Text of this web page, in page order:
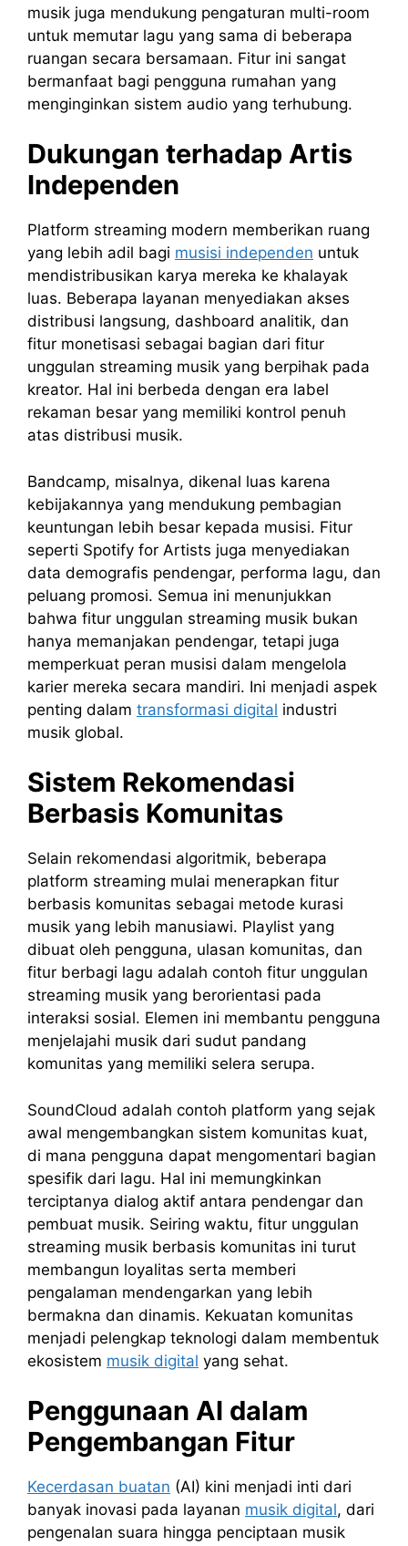
musik juga mendukung pengaturan multi-room
untuk memutar lagu yang sama di beberapa
ruangan secara bersamaan. Fitur ini sangat
bermanfaat bagi pengguna rumahan yang
menginginkan sistem audio yang terhubung.
Dukungan terhadap Artis
Independen
Platform streaming modern memberikan ruang
yang lebih adil bagi musisi independen untuk
mendistribusikan karya mereka ke khalayak
luas. Beberapa layanan menyediakan akses
distribusi langsung, dashboard analitik, dan
fitur monetisasi sebagai bagian dari fitur
unggulan streaming musik yang berpihak pada
kreator. Hal ini berbeda dengan era label
rekaman besar yang memiliki kontrol penuh
atas distribusi musik.
Bandcamp, misalnya, dikenal luas karena
kebijakannya yang mendukung pembagian
keuntungan lebih besar kepada musisi. Fitur
seperti Spotify for Artists juga menyediakan
data demografis pendengar, performa lagu, dan
peluang promosi. Semua ini menunjukkan
bahwa fitur unggulan streaming musik bukan
hanya memanjakan pendengar, tetapi juga
memperkuat peran musisi dalam mengelola
karier mereka secara mandiri. Ini menjadi aspek
penting dalam transformasi digital industri
musik global.
Sistem Rekomendasi
Berbasis Komunitas
Selain rekomendasi algoritmik, beberapa
platform streaming mulai menerapkan fitur
berbasis komunitas sebagai metode kurasi
musik yang lebih manusiawi. Playlist yang
dibuat oleh pengguna, ulasan komunitas, dan
fitur berbagi lagu adalah contoh fitur unggulan
streaming musik yang berorientasi pada
interaksi sosial. Elemen ini membantu pengguna
menjelajahi musik dari sudut pandang
komunitas yang memiliki selera serupa.
SoundCloud adalah contoh platform yang sejak
awal mengembangkan sistem komunitas kuat,
di mana pengguna dapat mengomentari bagian
spesifik dari lagu. Hal ini memungkinkan
terciptanya dialog aktif antara pendengar dan
pembuat musik. Seiring waktu, fitur unggulan
streaming musik berbasis komunitas ini turut
membangun loyalitas serta memberi
pengalaman mendengarkan yang lebih
bermakna dan dinamis. Kekuatan komunitas
menjadi pelengkap teknologi dalam membentuk
ekosistem musik digital yang sehat.
Penggunaan AI dalam
Pengembangan Fitur
Kecerdasan buatan (AI) kini menjadi inti dari
banyak inovasi pada layanan musik digital, dari
pengenalan suara hingga penciptaan musik